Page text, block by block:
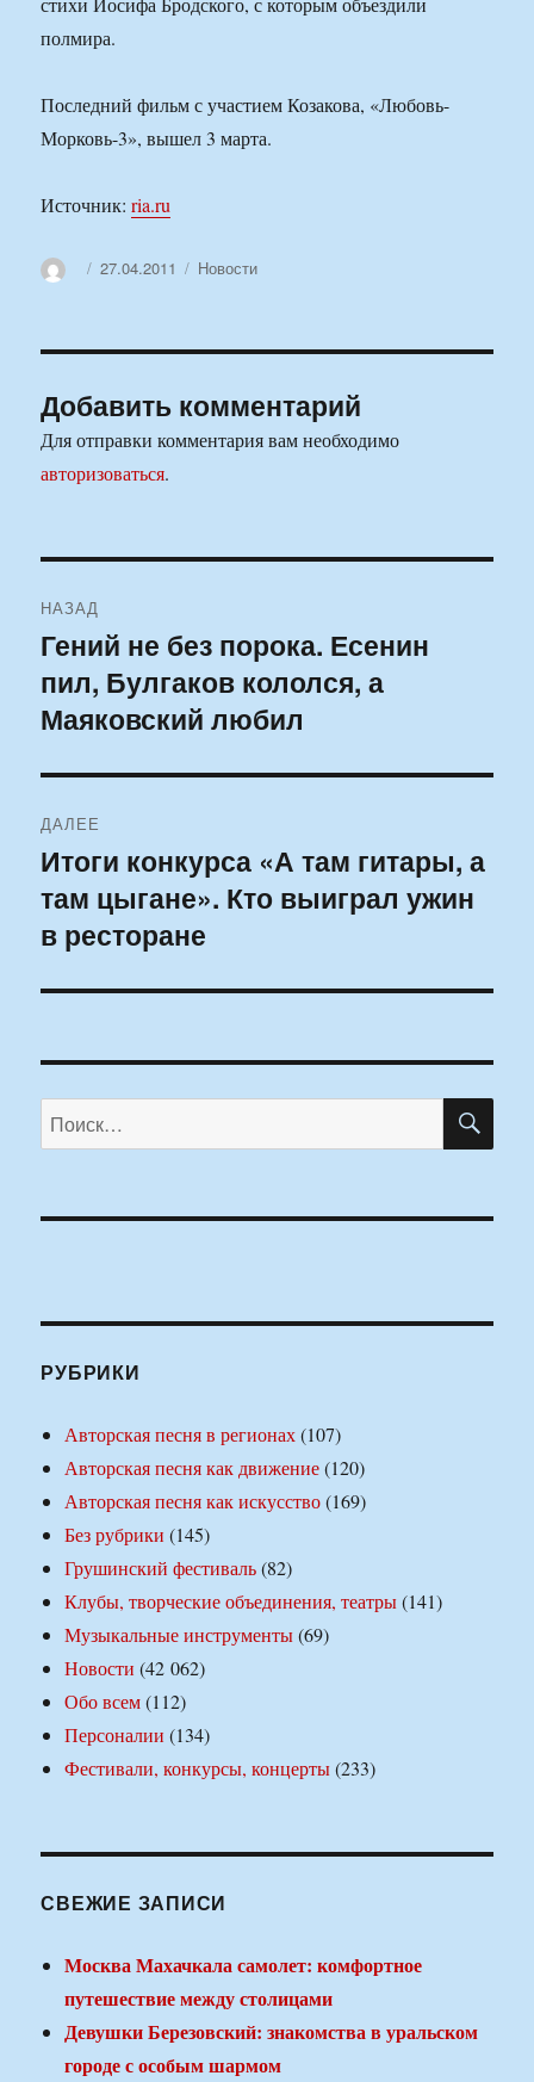
полмира.
Последний фильм с участием Козакова, «Любовь-
Морковь-3», вышел 3 марта.
Источник:ria.ru
АвторОпубликовано
27.04.2011 Рубрики
Новости
Добавить комментарий
Для отправки комментария вам необходимо
авторизоваться.
по
записям
НАЗАД
Предыдущая
запись:
Гений не без порока. Есенин
пил, Булгаков кололся, а
Маяковский любил
ДАЛЕЕ
Следующая
запись:
Итоги конкурса «А там гитары, а
там цыгане». Кто выиграл ужин
в ресторане
Искать:
РУБРИКИ
Авторская песня в регионах(107)
Авторская песня как движение(120)
Авторская песня как искусство(169)
Без рубрики (145)
Грушинский фестиваль(82)
Клубы, творческие объединения, театры(141)
Музыкальные инструменты(69)
Новости (42 062)
Обо всем(112)
Персоналии (134)
Фестивали, конкурсы, концерты(233)
СВЕЖИЕ ЗАПИСИ
Москва Махачкала самолет: комфортное
путешествие между столицами
Девушки Березовский: знакомства в уральском
городе с особым шармом